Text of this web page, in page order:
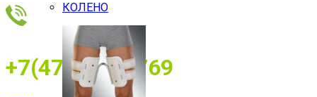
+7(473)2534769
КОЛЕНО